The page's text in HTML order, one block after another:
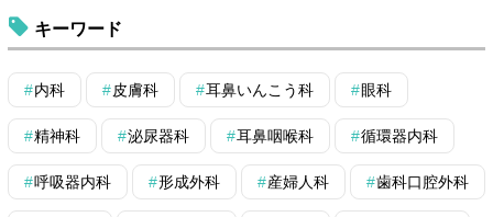
キーワード
内科 皮膚科 耳鼻いんこう科 眼科
精神科 泌尿器科 耳鼻咽喉科 循環器内科
呼吸器内科 形成外科 産婦人科 歯科口腔外科